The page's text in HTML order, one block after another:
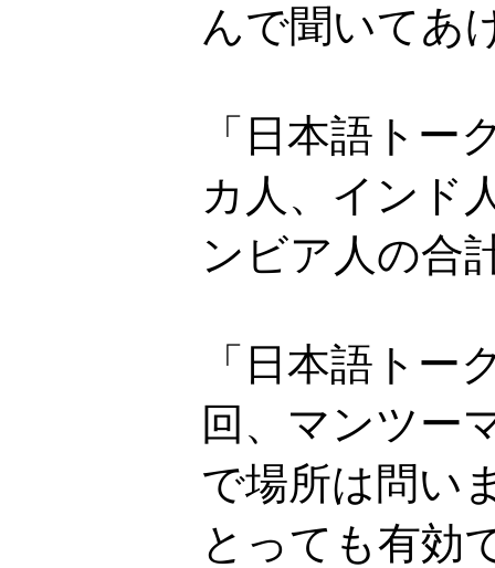
んで聞いてあ
「日本語ト
カ人、インド
ンビア人の合
「日本語ト
回、マンツー
で場所は問い
とっても有効